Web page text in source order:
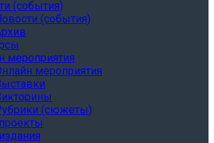
(события)
(события)
мероприятия
мероприятия
(сюжеты)